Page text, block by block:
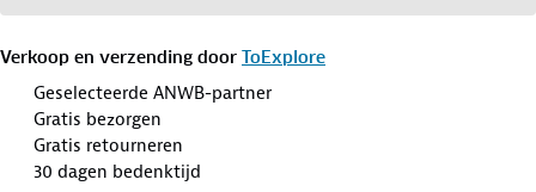
Verkoop en verzending door ToExplore
Geselecteerde ANWB-partner
Gratis bezorgen
Gratis retourneren
30 dagen bedenktijd